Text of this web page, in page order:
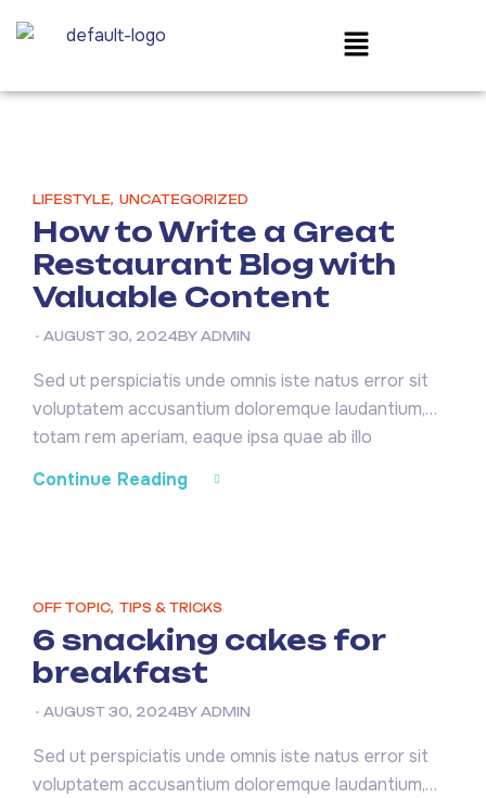
LIFESTYLE, UNCATEGORIZED
How to Write a Great
Restaurant Blog with
Valuable Content
AUGUST 30, 2024BY ADMIN
Sed ut perspiciatis unde omnis iste natus error sit
voluptatem accusantium doloremque laudantium,
totam rem aperiam, eaque ipsa quae ab illo
inventore veritatis et quasi architecto beatae vitae
dicta sunt explicabo. Nemo enim ipsam voluptatem
Continue Reading
OFF TOPIC, TIPS & TRICKS
6 snacking cakes for
breakfast
AUGUST 30, 2024BY ADMIN
Sed ut perspiciatis unde omnis iste natus error sit
voluptatem accusantium doloremque laudantium,